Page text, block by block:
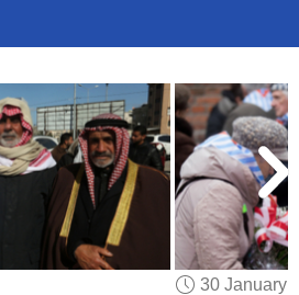
SUBSCRIBE
EDUCATIONAL LICENSES
GIFT CARDS
OTHER LANGUAGES
ABOUT US
ALEXA
30 January